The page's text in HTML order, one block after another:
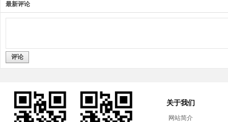
最新评论
评论
关于我们
网站简介